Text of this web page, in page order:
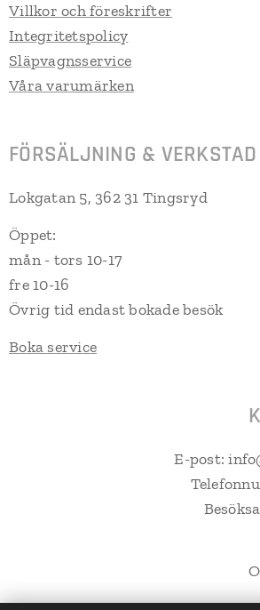
Villkor och föreskrifter
Integritetspolicy
Släpvagnsservice
Våra varumärken
FÖRSÄLJNING & VERKSTAD
Lokgatan 5, 362 31 Tingsryd
Öppet:
mån - tors 10-17
fre 10-16
Övrig tid endast bokade besök
Boka service
E-post: